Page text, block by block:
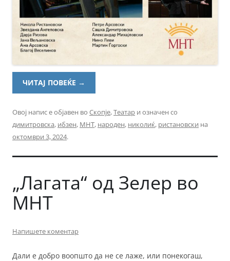
ЧИТАЈ ПОВЕЌЕ →
Овој напис е објавен во Скопје,Театар и означен со
димитровска, ибзен, МНТ, народен, николиќ, ристановски на
октомври 3, 2024.
„Лагата“ од Зелер во
МНТ
Напишете коментар
Дали е добро воопшто да не се лаже, или понекогаш,